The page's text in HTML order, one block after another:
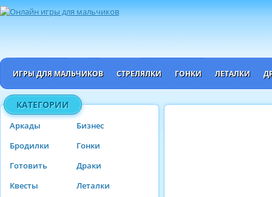
ИГРЫ ДЛЯ МАЛЬЧИКОВ СТРЕЛЯЛКИ ГОНКИ ЛЕТАЛКИ
КАТЕГОРИИ
Аркады
Бизнес
Бродилки
Гонки
Готовить
Драки
Квесты
Леталки